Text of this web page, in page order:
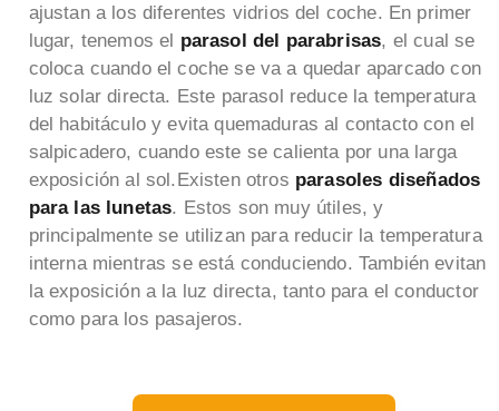
ajustan a los diferentes vidrios del coche. En primer
lugar, tenemos el parasol del parabrisas, el cual se
coloca cuando el coche se va a quedar aparcado con
luz solar directa. Este parasol reduce la temperatura
del habitáculo y evita quemaduras al contacto con el
salpicadero, cuando este se calienta por una larga
exposición al sol.Existen otros parasoles diseñados
para las lunetas. Estos son muy útiles, y
principalmente se utilizan para reducir la temperatura
interna mientras se está conduciendo. También evitan
la exposición a la luz directa, tanto para el conductor
como para los pasajeros.